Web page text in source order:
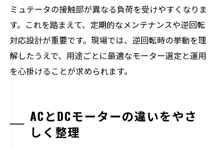
ミュテータの接触部が異なる負荷を受けやすくなりま
す。これを踏まえて、定期的なメンテナンスや逆回転
対応設計が重要です。現場では、逆回転時の挙動を理
解したうえで、用途ごとに最適なモーター選定と運用
を心掛けることが求められます。
ACとDCモーターの違いをやさ
しく整理